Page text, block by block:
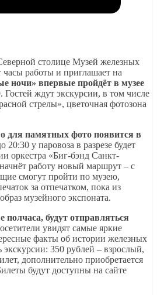
столице Музей железных
часы работы и приглашает на
ночи» впервые пройдёт в музее
. Гостей ждут экскурсии, в том числе
стрелы», цветочная фотозона
для памятных фото появится в
20:30 у паровоза в разрезе будет
оркестра «Биг-бэнд Санкт-
работу новый маршрут – с
смогут пройти по музею,
за отпечатком, пока из
музейного экспоната.
будут отправляться
увидят самые яркие
факты об истории железных
350 рублей – взрослый,
дополнительно приобретается
будут доступны на сайте